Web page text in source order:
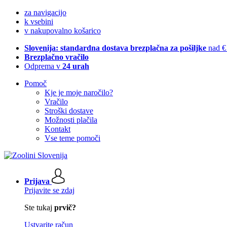
za navigacijo
k vsebini
v nakupovalno košarico
Slovenija: standardna dostava brezplačna za pošiljke nad
Brezplačno vračilo
Odprema v 24 urah
Pomoč
Kje je moje naročilo?
Vračilo
Stroški dostave
Možnosti plačila
Kontakt
Vse teme pomoči
Prijava
Prijavite se zdaj
Ste tukaj prvič?
Ustvarite račun